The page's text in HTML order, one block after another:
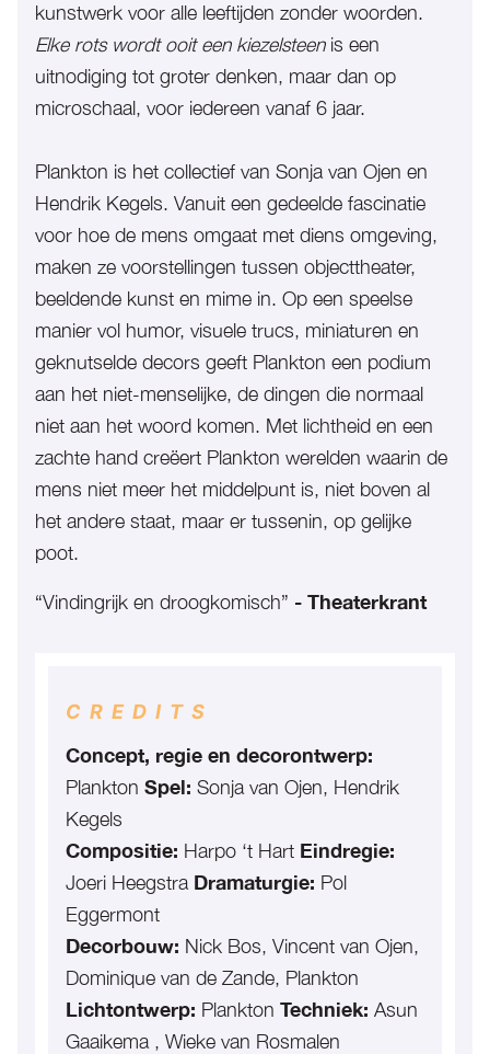
kunstwerk voor alle leeftijden zonder woorden.
Elke rots wordt ooit een kiezelsteenis een
uitnodiging tot groter denken, maar dan op
microschaal, voor iedereen vanaf 6 jaar.
Plankton is het collectief van Sonja van Ojen en
Hendrik Kegels. Vanuit een gedeelde fascinatie
voor hoe de mens omgaat met diens omgeving,
maken ze voorstellingen tussen objecttheater,
beeldende kunst en mime in. Op een speelse
manier vol humor, visuele trucs, miniaturen en
geknutselde decors geeft Plankton een podium
aan het niet-menselijke, de dingen die normaal
niet aan het woord komen. Met lichtheid en een
zachte hand creëert Plankton werelden waarin de
mens niet meer het middelpunt is, niet boven al
het andere staat, maar er tussenin, op gelijke
poot.
“Vindingrijk en droogkomisch” - Theaterkrant
CREDITS
Concept, regie en decorontwerp:
Plankton Spel: Sonja van Ojen, Hendrik
Kegels
Compositie: Harpo ‘t Hart Eindregie:
Joeri Heegstra Dramaturgie: Pol
Eggermont
Decorbouw: Nick Bos, Vincent van Ojen,
Dominique van de Zande, Plankton
Lichtontwerp: Plankton Techniek: Asun
Gaaikema , Wieke van Rosmalen